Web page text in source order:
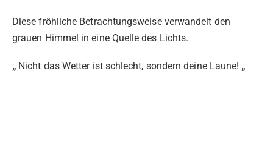
Diese fröhliche Betrachtungsweise verwandelt den
grauen Himmel in eine Quelle des Lichts.
„ Nicht das Wetter ist schlecht, sondern deine Laune! „